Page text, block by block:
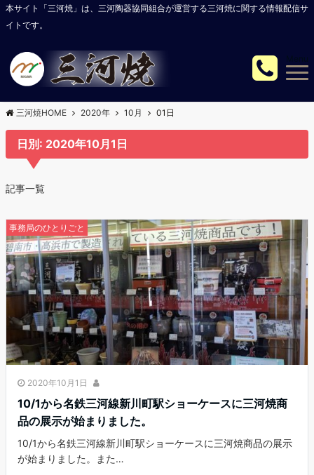
本サイト「三河焼」は、三河陶器協同組合が運営する三河焼に関する情報配信サ
イトです。
Menu
三河焼HOME 2020年 10月 01日
日別: 2020年10月1日
記事一覧
事務局のひとりごと
2020年10月1日
10/1から名鉄三河線新川町駅ショーケースに三河焼商
品の展示が始まりました。
10/1から名鉄三河線新川町駅ショーケースに三河焼商品の展示
が始まりました。また…